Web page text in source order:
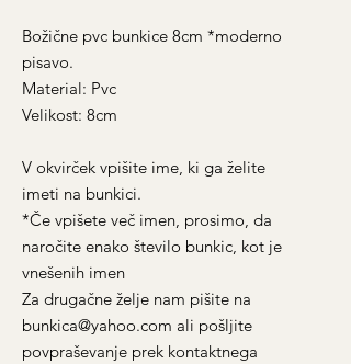
Božične pvc bunkice 8cm *moderno
pisavo.
Material: Pvc
Velikost: 8cm
V okvirček vpišite ime, ki ga želite
imeti na bunkici.
*Če vpišete več imen, prosimo, da
naročite enako število bunkic, kot je
vnešenih imen
Za drugačne želje nam pišite na
bunkica@yahoo.com ali pošljite
povpraševanje prek kontaktnega